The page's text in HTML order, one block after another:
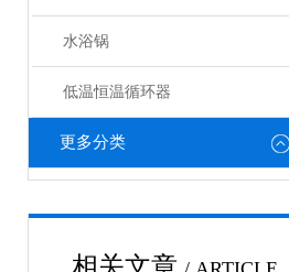
水浴锅
低温恒温循环器
更多分类